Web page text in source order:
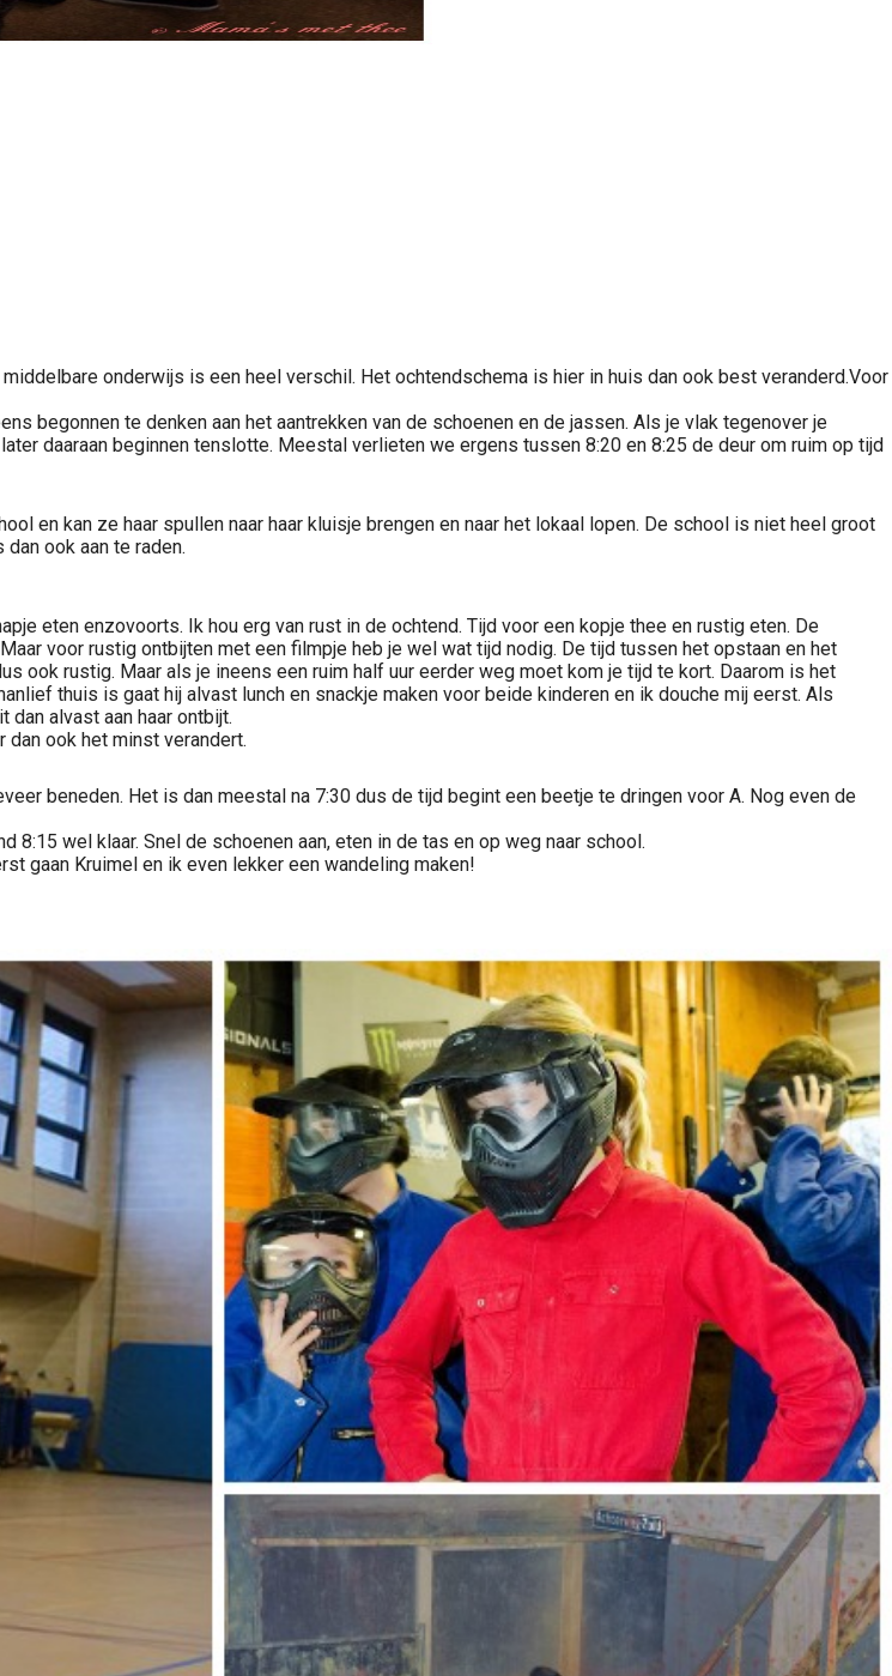
onderwijs is een heel verschil. Het ochtendschema is hier in huis dan ook best veranderd.Voor
begonnen te denken aan het aantrekken van de schoenen en de jassen. Als je vlak tegenover je
daaraan beginnen tenslotte. Meestal verlieten we ergens tussen 8:20 en 8:25 de deur om ruim op tijd
en kan ze haar spullen naar haar kluisje brengen en naar het lokaal lopen. De school is niet heel groot
ook aan te raden.
eten enzovoorts. Ik hou erg van rust in de ochtend. Tijd voor een kopje thee en rustig eten. De
voor rustig ontbijten met een filmpje heb je wel wat tijd nodig. De tijd tussen het opstaan en het
ook rustig. Maar als je ineens een ruim half uur eerder weg moet kom je tijd te kort. Daarom is het
thuis is gaat hij alvast lunch en snackje maken voor beide kinderen en ik douche mij eerst. Als
alvast aan haar ontbijt.
dan ook het minst verandert.
beneden. Het is dan meestal na 7:30 dus de tijd begint een beetje te dringen voor A. Nog even de
8:15 wel klaar. Snel de schoenen aan, eten in de tas en op weg naar school.
gaan Kruimel en ik even lekker een wandeling maken!